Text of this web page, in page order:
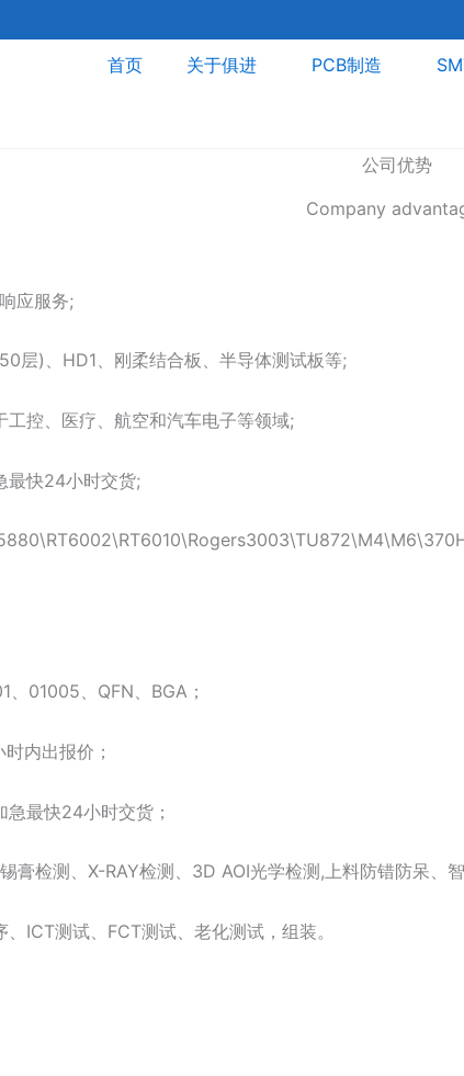
首页 关于俱进 PCB制造
公司优势
Company
应服务;
层)、HD1、刚柔结合板、半导体测试板等;
工控、医疗、航空和汽车电子等领域;
最快24小时交货;
、01005、QFN、BGA；
内出报价；
最快24小时交货；
膏检测、X-RAY检测、3D AOI光学检测,上料防错防呆、
ICT测试、FCT测试、老化测试，组装。